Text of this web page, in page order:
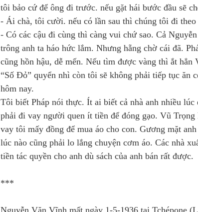
tôi bảo cứ để ông đi trước. nếu gặt hái bước đầu sẽ
- Ái chà, tôi cười. nếu có lần sau thì chúng tôi đi
- Có các cậu đi cùng thì càng vui chứ sao. Cả
trông anh ta háo hức lắm. Nhưng hẵng chờ cái đã.
cũng hồn hậu, dễ mến. Nếu tìm được vàng thì ắt hẳn
“Số Đỏ” quyển nhì còn tôi sẽ không phải tiếp tục ăn
hôm nay.
Tôi biết Pháp nói thực. Ít ai biết cả nhà anh nhiều lúc
phải đi vay người quen ít tiền để đóng gạo. Vũ Trọng
vay tôi mấy đồng để mua áo cho con. Gương mặt
lúc nào cũng phải lo lắng chuyện cơm áo. Các nhà
tiền tác quyền cho anh dù sách của anh bán rất được.
***